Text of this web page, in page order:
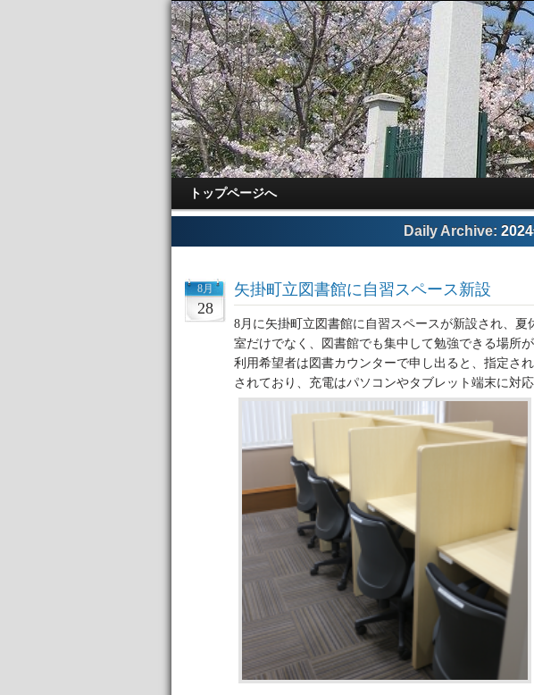
トップページへ
Daily Archive:
8月
28
矢掛町立図書館に自習スペース新設
8月に矢掛町立図書館に自習スペースが新設され、
室だけでなく、図書館でも集中して勉強できる場所
利用希望者は図書カウンターで申し出ると、指定さ
されており、充電はパソコンやタブレット端末に対